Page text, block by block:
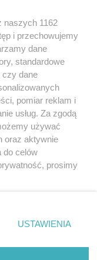
z portali
sięz nami
naszych 1162
i przechowujemy
dane
standardowe
czy dane
pomiar reklam i
usług. Za zgodą
używać
oraz aktywnie
do celów
prosimy
rogu strony
nie wymagają
się
miały
USTAWIENIA